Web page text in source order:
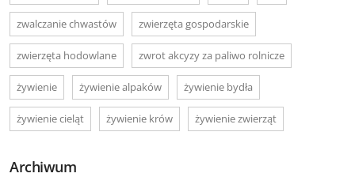
zwalczanie chwastów zwierzęta gospodarskie
zwierzęta hodowlane zwrot akcyzy za paliwo rolnicze
żywienie żywienie alpaków żywienie bydła
żywienie cieląt żywienie krów żywienie zwierząt
Archiwum